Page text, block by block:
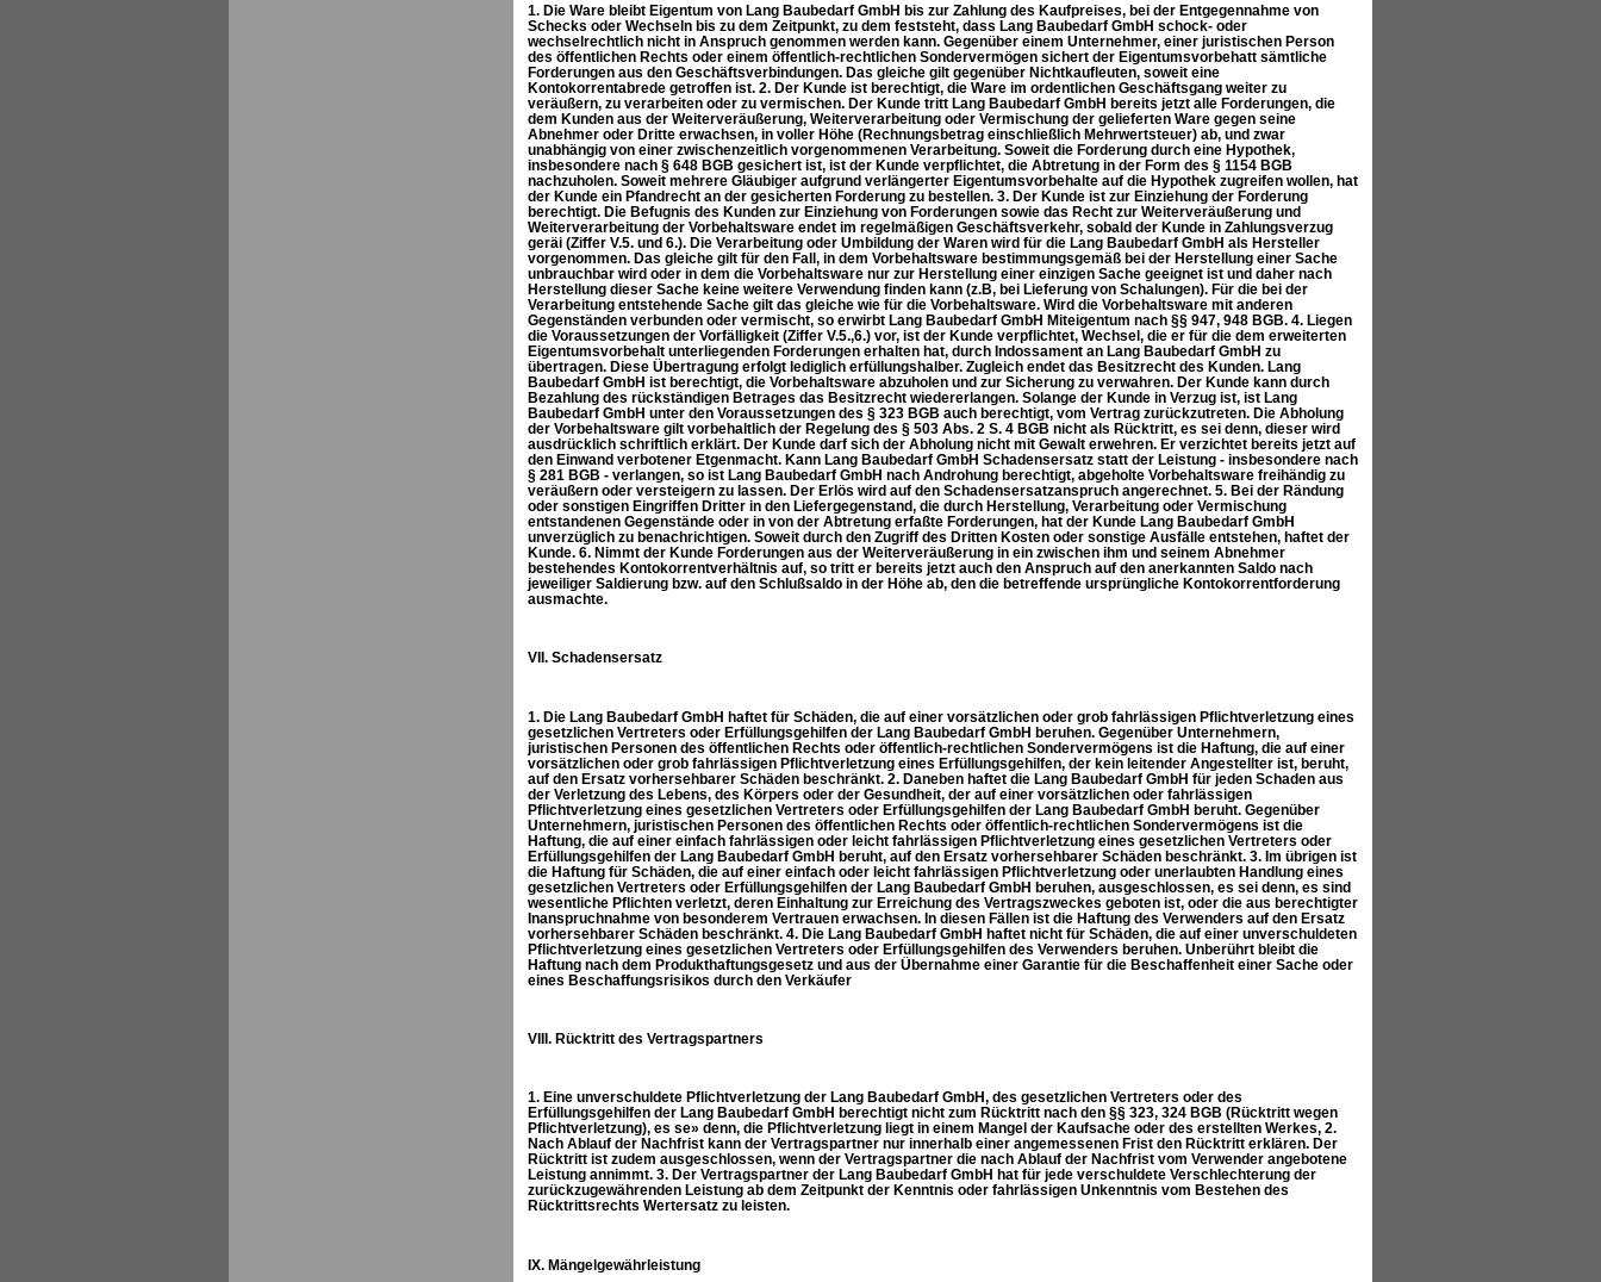
1. Die Ware bleibt Eigentum von Lang Baubedarf GmbH bis zur Zahlung des Kaufpreises, bei der Entgegennahme von
Schecks oder Wechseln bis zu dem Zeitpunkt, zu dem feststeht, dass Lang Baubedarf GmbH schock- oder
wechselrechtlich nicht in Anspruch genommen werden kann. Gegenüber einem Unternehmer, einer juristischen Person
des öffentlichen Rechts oder einem öffentlich-rechtlichen Sondervermögen sichert der Eigentumsvorbehatt sämtliche
Forderungen aus den Geschäftsverbindungen. Das gleiche gilt gegenüber Nichtkaufleuten, soweit eine
Kontokorrentabrede getroffen ist. 2. Der Kunde ist berechtigt, die Ware im ordentlichen Geschäftsgang weiter zu
veräußern, zu verarbeiten oder zu vermischen. Der Kunde tritt Lang Baubedarf GmbH bereits jetzt alle Forderungen, die
dem Kunden aus der Weiterveräußerung, Weiterverarbeitung oder Vermischung der gelieferten Ware gegen seine
Abnehmer oder Dritte erwachsen, in voller Höhe (Rechnungsbetrag einschließlich Mehrwertsteuer) ab, und zwar
unabhängig von einer zwischenzeitlich vorgenommenen Verarbeitung. Soweit die Forderung durch eine Hypothek,
insbesondere nach § 648 BGB gesichert ist, ist der Kunde verpflichtet, die Abtretung in der Form des § 1154 BGB
nachzuholen. Soweit mehrere Gläubiger aufgrund verlängerter Eigentumsvorbehalte auf die Hypothek zugreifen wollen, hat
der Kunde ein Pfandrecht an der gesicherten Forderung zu bestellen. 3. Der Kunde ist zur Einziehung der Forderung
berechtigt. Die Befugnis des Kunden zur Einziehung von Forderungen sowie das Recht zur Weiterveräußerung und
Weiterverarbeitung der Vorbehaltsware endet im regelmäßigen Geschäftsverkehr, sobald der Kunde in Zahlungsverzug
geräi (Ziffer V.5. und 6.). Die Verarbeitung oder Umbildung der Waren wird für die Lang Baubedarf GmbH als Hersteller
vorgenommen. Das gleiche gilt für den Fall, in dem Vorbehaltsware bestimmungsgemäß bei der Herstellung einer Sache
unbrauchbar wird oder in dem die Vorbehaltsware nur zur Herstellung einer einzigen Sache geeignet ist und daher nach
Herstellung dieser Sache keine weitere Verwendung finden kann (z.B, bei Lieferung von Schalungen). Für die bei der
Verarbeitung entstehende Sache gilt das gleiche wie für die Vorbehaltsware. Wird die Vorbehaltsware mit anderen
Gegenständen verbunden oder vermischt, so erwirbt Lang Baubedarf GmbH Miteigentum nach §§ 947, 948 BGB. 4. Liegen
die Voraussetzungen der Vorfälligkeit (Ziffer V.5.,6.) vor, ist der Kunde verpflichtet, Wechsel, die er für die dem erweiterten
Eigentumsvorbehalt unterliegenden Forderungen erhalten hat, durch Indossament an Lang Baubedarf GmbH zu
übertragen. Diese Übertragung erfolgt lediglich erfüllungshalber. Zugleich endet das Besitzrecht des Kunden. Lang
Baubedarf GmbH ist berechtigt, die Vorbehaltsware abzuholen und zur Sicherung zu verwahren. Der Kunde kann durch
Bezahlung des rückständigen Betrages das Besitzrecht wiedererlangen. Solange der Kunde in Verzug ist, ist Lang
Baubedarf GmbH unter den Voraussetzungen des § 323 BGB auch berechtigt, vom Vertrag zurückzutreten. Die Abholung
der Vorbehaltsware gilt vorbehaltlich der Regelung des § 503 Abs. 2 S. 4 BGB nicht als Rücktritt, es sei denn, dieser wird
ausdrücklich schriftlich erklärt. Der Kunde darf sich der Abholung nicht mit Gewalt erwehren. Er verzichtet bereits jetzt auf
den Einwand verbotener Etgenmacht. Kann Lang Baubedarf GmbH Schadensersatz statt der Leistung - insbesondere nach
§ 281 BGB - verlangen, so ist Lang Baubedarf GmbH nach Androhung berechtigt, abgeholte Vorbehaltsware freihändig zu
veräußern oder versteigern zu lassen. Der Erlös wird auf den Schadensersatzanspruch angerechnet. 5. Bei der Rändung
oder sonstigen Eingriffen Dritter in den Liefergegenstand, die durch Herstellung, Verarbeitung oder Vermischung
entstandenen Gegenstände oder in von der Abtretung erfaßte Forderungen, hat der Kunde Lang Baubedarf GmbH
unverzüglich zu benachrichtigen. Soweit durch den Zugriff des Dritten Kosten oder sonstige Ausfälle entstehen, haftet der
Kunde. 6. Nimmt der Kunde Forderungen aus der Weiterveräußerung in ein zwischen ihm und seinem Abnehmer
bestehendes Kontokorrentverhältnis auf, so tritt er bereits jetzt auch den Anspruch auf den anerkannten Saldo nach
jeweiliger Saldierung bzw. auf den Schlußsaldo in der Höhe ab, den die betreffende ursprüngliche Kontokorrentforderung
ausmachte.
VII. Schadensersatz
1. Die Lang Baubedarf GmbH haftet für Schäden, die auf einer vorsätzlichen oder grob fahrlässigen Pflichtverletzung eines
gesetzlichen Vertreters oder Erfüllungsgehilfen der Lang Baubedarf GmbH beruhen. Gegenüber Unternehmern,
juristischen Personen des öffentlichen Rechts oder öffentlich-rechtlichen Sondervermögens ist die Haftung, die auf einer
vorsätzlichen oder grob fahrlässigen Pflichtverletzung eines Erfüllungsgehilfen, der kein leitender Angestellter ist, beruht,
auf den Ersatz vorhersehbarer Schäden beschränkt. 2. Daneben haftet die Lang Baubedarf GmbH für jeden Schaden aus
der Verletzung des Lebens, des Körpers oder der Gesundheit, der auf einer vorsätzlichen oder fahrlässigen
Pflichtverletzung eines gesetzlichen Vertreters oder Erfüllungsgehilfen der Lang Baubedarf GmbH beruht. Gegenüber
Unternehmern, juristischen Personen des öffentlichen Rechts oder öffentlich-rechtlichen Sondervermögens ist die
Haftung, die auf einer einfach fahrlässigen oder leicht fahrlässigen Pflichtverletzung eines gesetzlichen Vertreters oder
Erfüllungsgehilfen der Lang Baubedarf GmbH beruht, auf den Ersatz vorhersehbarer Schäden beschränkt. 3. Im übrigen ist
die Haftung für Schäden, die auf einer einfach oder leicht fahrlässigen Pflichtverletzung oder unerlaubten Handlung eines
gesetzlichen Vertreters oder Erfüllungsgehilfen der Lang Baubedarf GmbH beruhen, ausgeschlossen, es sei denn, es sind
wesentliche Pflichten verletzt, deren Einhaltung zur Erreichung des Vertragszweckes geboten ist, oder die aus berechtigter
Inanspruchnahme von besonderem Vertrauen erwachsen. In diesen Fällen ist die Haftung des Verwenders auf den Ersatz
vorhersehbarer Schäden beschränkt. 4. Die Lang Baubedarf GmbH haftet nicht für Schäden, die auf einer unverschuldeten
Pflichtverletzung eines gesetzlichen Vertreters oder Erfüllungsgehilfen des Verwenders beruhen. Unberührt bleibt die
Haftung nach dem Produkthaftungsgesetz und aus der Übernahme einer Garantie für die Beschaffenheit einer Sache oder
eines Beschaffungsrisikos durch den Verkäufer
VIII. Rücktritt des Vertragspartners
1. Eine unverschuldete Pflichtverletzung der Lang Baubedarf GmbH, des gesetzlichen Vertreters oder des
Erfüllungsgehilfen der Lang Baubedarf GmbH berechtigt nicht zum Rücktritt nach den §§ 323, 324 BGB (Rücktritt wegen
Pflichtverletzung), es se» denn, die Pflichtverletzung liegt in einem Mangel der Kaufsache oder des erstellten Werkes, 2.
Nach Ablauf der Nachfrist kann der Vertragspartner nur innerhalb einer angemessenen Frist den Rücktritt erklären. Der
Rücktritt ist zudem ausgeschlossen, wenn der Vertragspartner die nach Ablauf der Nachfrist vom Verwender angebotene
Leistung annimmt. 3. Der Vertragspartner der Lang Baubedarf GmbH hat für jede verschuldete Verschlechterung der
zurückzugewährenden Leistung ab dem Zeitpunkt der Kenntnis oder fahrlässigen Unkenntnis vom Bestehen des
Rücktrittsrechts Wertersatz zu leisten.
IX. Mängelgewährleistung